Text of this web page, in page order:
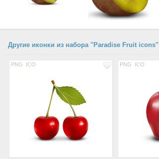
Другие иконки из набора "Paradise Fruit icons"
PNG ICO PNG ICO